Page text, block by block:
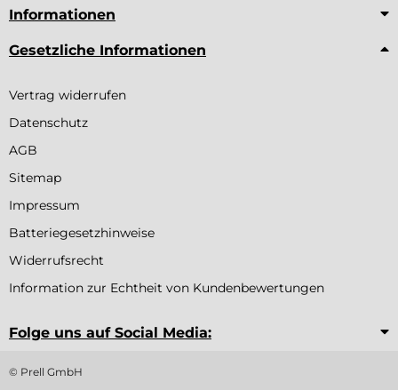
Informationen
Gesetzliche Informationen
Vertrag widerrufen
Datenschutz
AGB
Sitemap
Impressum
Batteriegesetzhinweise
Widerrufsrecht
Information zur Echtheit von Kundenbewertungen
Folge uns auf Social Media:
© Prell GmbH